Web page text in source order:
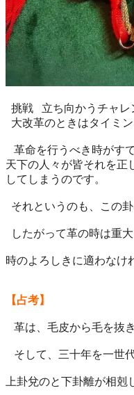
挑戦 立ち向かうチャレ
大改革のときはタイミ
革命を行うべき時がす
天下の人々が皆それを正
してしまうのです。
それというのも、この
したがって革の時は重
時のよろしきに適わなけ
【占考】
革は、毛皮から毛を抜
そして、三十年を一世
上卦兌のと下卦離が相